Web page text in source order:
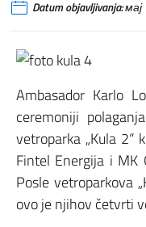
Datum objavljivanja:мај
Ambasador Karlo
ceremoniji
vetroparka „Kula 2“
Fintel Energija i MK
Posle vetroparkova
ovo je njihov četvrti